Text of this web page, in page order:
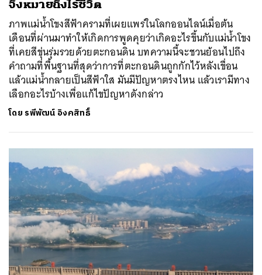
จึงหมายถึงไร้ชีวิต
ภาพแม่น้ำโขงสีฟ้าครามที่เผยแพร่ในโลกออนไลน์เมื่อต้น
เดือนที่ผ่านมาทำให้เกิดการพูดคุยว่าเกิดอะไรขึ้นกับแม่น้ำโขง
ที่เคยสีขุ่นรุ่มรวยด้วยตะกอนดิน บทความนี้จะชวนย้อนไปถึง
คำถามที่พื้นฐานที่สุดว่าการที่ตะกอนดินถูกกักไว้หลังเขื่อน
แล้วแม่น้ำกลายเป็นสีฟ้าใส มันมีปัญหาตรงไหน แล้วเรามีทาง
เลือกอะไรบ้างเพื่อแก้ไขปัญหาดังกล่าว
โดย รพีพัฒน์ อิงคสิทธิ์